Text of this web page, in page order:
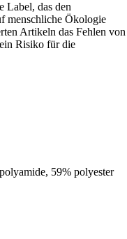
Label, das den
menschliche Ökologie
Artikeln das Fehlen von
Risiko für die
59% polyester